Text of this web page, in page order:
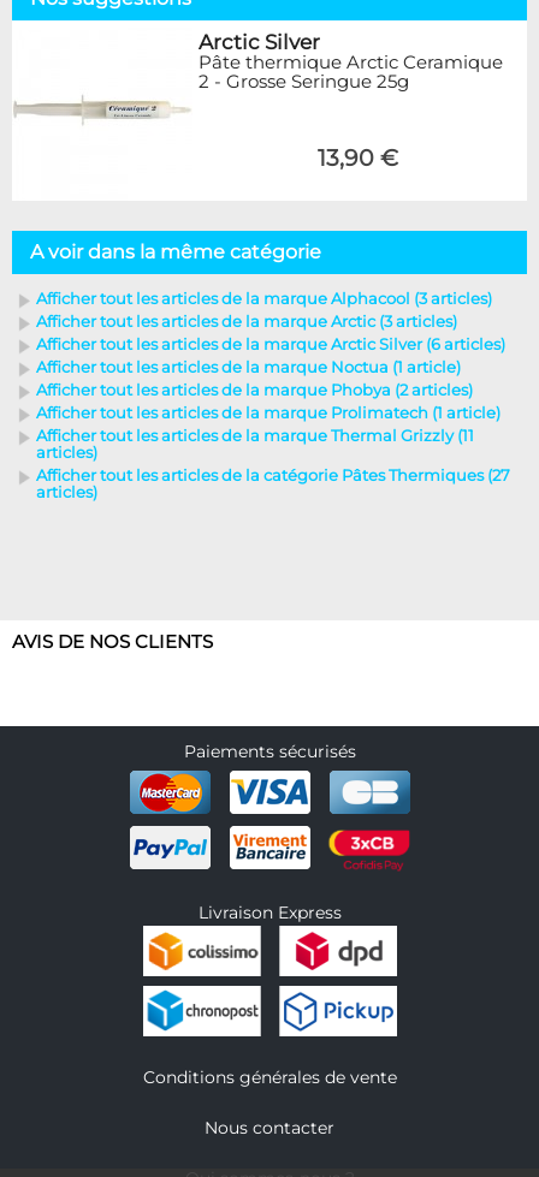
Arctic Silver
Pâte thermique Arctic Ceramique
2 - Grosse Seringue 25g
13,90 €
A voir dans la même catégorie
Afficher tout les articles de la marque Alphacool (3 articles)
Afficher tout les articles de la marque Arctic (3 articles)
Afficher tout les articles de la marque Arctic Silver (6 articles)
Afficher tout les articles de la marque Noctua (1 article)
Afficher tout les articles de la marque Phobya (2 articles)
Afficher tout les articles de la marque Prolimatech (1 article)
Afficher tout les articles de la marque Thermal Grizzly (11
articles)
Afficher tout les articles de la catégorie Pâtes Thermiques (27
articles)
AVIS DE NOS CLIENTS
Paiements sécurisés
Livraison Express
Conditions générales de vente
Nous contacter